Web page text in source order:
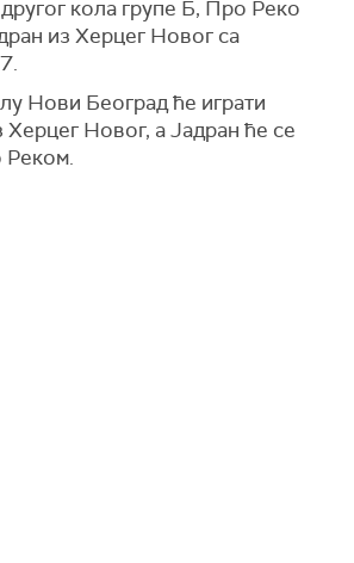
кола групе Б, Про Реко
из Херцег Новог са
Нови Београд ће играти
Херцег Новог, а Јадран ће се
Реком.